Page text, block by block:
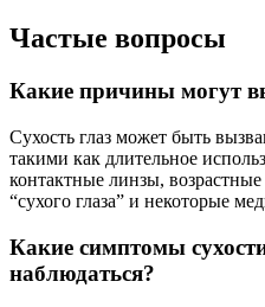
Частые вопросы
Какие причины могут
Сухость глаз может быть
такими как длительное
контактные линзы,
“сухого глаза” и некоторые
Какие симптомы
наблюдаться?